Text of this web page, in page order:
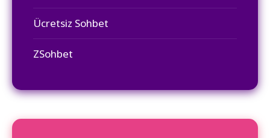
Ücretsiz Sohbet
ZSohbet